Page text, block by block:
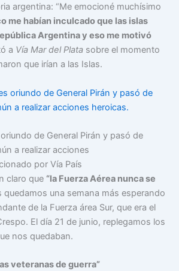
argentina: “Me emocioné muchísimo
me habían inculcado que las islas
Argentina y eso me motivó
a Vía Mar del Plata sobre el momento
que irían a las Islas.
de General Pirán y pasó de
a realizar acciones
por Vía País
claro que “la Fuerza Aérea nunca se
quedamos una semana más esperando
de la Fuerza área Sur, que era el
El día 21 de junio, replegamos los
nos quedaban.
veteranas de guerra”